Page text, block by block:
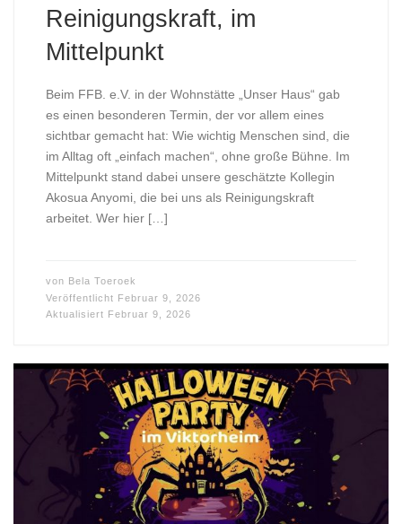
Reinigungskraft, im
Mittelpunkt
Beim FFB. e.V. in der Wohnstätte „Unser Haus“ gab
es einen besonderen Termin, der vor allem eines
sichtbar gemacht hat: Wie wichtig Menschen sind, die
im Alltag oft „einfach machen“, ohne große Bühne. Im
Mittelpunkt stand dabei unsere geschätzte Kollegin
Akosua Anyomi, die bei uns als Reinigungskraft
arbeitet. Wer hier […]
von Bela Toeroek
Veröffentlicht Februar 9, 2026
Aktualisiert Februar 9, 2026